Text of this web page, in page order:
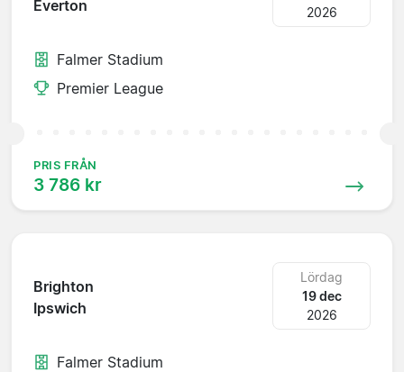
Everton
2026
Falmer Stadium
Premier League
PRIS FRÅN
3 786 kr
Brighton
Ipswich
Lördag
19 dec
2026
Falmer Stadium